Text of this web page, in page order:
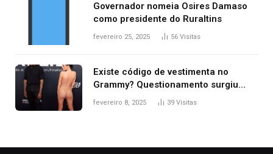
Governador nomeia Osires Damaso
como presidente do Ruraltins
fevereiro 25, 2025 56 Visitas
Existe código de vestimenta no
Grammy? Questionamento surgiu
após Bianca Censori, mulher de
fevereiro 8, 2025 39 Visitas